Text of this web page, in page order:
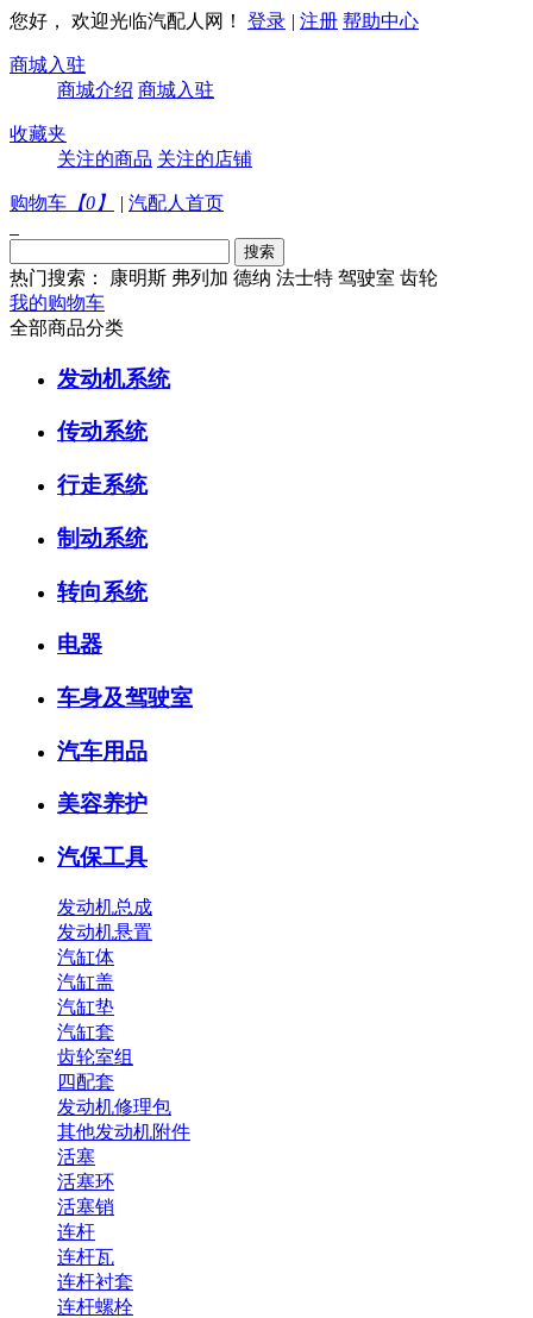
您好， 欢迎光临汽配人网！ 登录 | 注册 帮助中心
商城入驻
商城介绍 商城入驻
收藏夹
关注的商品 关注的店铺
购物车 【0 】 | 汽配人首页
热门搜索： 康明斯 弗列加 德纳 法士特 驾驶室 齿轮
我的购物车
全部商品分类
发动机系统
传动系统
行走系统
制动系统
转向系统
电器
车身及驾驶室
汽车用品
美容养护
汽保工具
发动机总成
发动机悬置
汽缸体
汽缸盖
汽缸垫
汽缸套
齿轮室组
四配套
发动机修理包
其他发动机附件
活塞
活塞环
活塞销
连杆
连杆瓦
连杆衬套
连杆螺栓